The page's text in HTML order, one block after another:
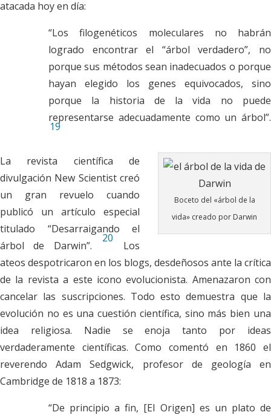
atacada hoy en día:
“Los filogenéticos moleculares no habrán
logrado encontrar el “árbol verdadero”, no
porque sus métodos sean inadecuados o porque
hayan elegido los genes equivocados, sino
porque la historia de la vida no puede
representarse adecuadamente como un árbol”.
19
Boceto del «árbol de la
vida» creado por Darwin
La revista científica de
divulgación New Scientistcreó
un gran revuelo cuando
publicó un artículo especial
titulado “Desarraigando el
árbol de Darwin”.
20
Los
ateos despotricaron en los blogs, desdeñosos ante la crítica
de la revista a este icono evolucionista. Amenazaron con
cancelar las suscripciones. Todo esto demuestra que la
evolución no es una cuestión científica, sino más bien una
idea religiosa. Nadie se enoja tanto por ideas
verdaderamente científicas. Como comentó en 1860 el
reverendo Adam Sedgwick, profesor de geología en
Cambridge de 1818 a 1873:
“De principio a fin, [El Origen] es un plato de